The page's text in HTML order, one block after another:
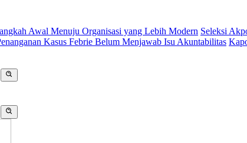
Awal Menuju Organisasi yang Lebih Modern Seleksi
Kasus Febrie Belum Menjawab Isu Akuntabilitas